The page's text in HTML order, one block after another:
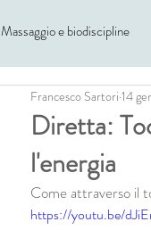
Massaggio e biodiscipline
Diretta:
l'energia
Francesco Sartori 14
Come attraverso il
https://youtu.be/